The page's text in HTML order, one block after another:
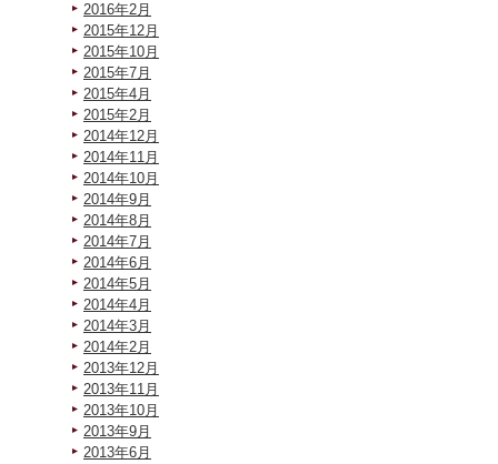
2016年2月
2015年12月
2015年10月
2015年7月
2015年4月
2015年2月
2014年12月
2014年11月
2014年10月
2014年9月
2014年8月
2014年7月
2014年6月
2014年5月
2014年4月
2014年3月
2014年2月
2013年12月
2013年11月
2013年10月
2013年9月
2013年6月